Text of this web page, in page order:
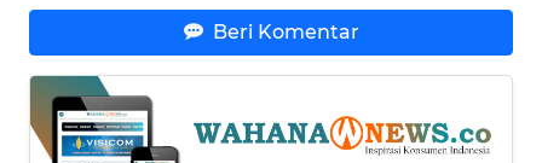
Beri Komentar
SULBAR